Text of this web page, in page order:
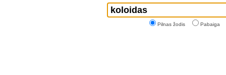
Pilnas žodis Pabaiga